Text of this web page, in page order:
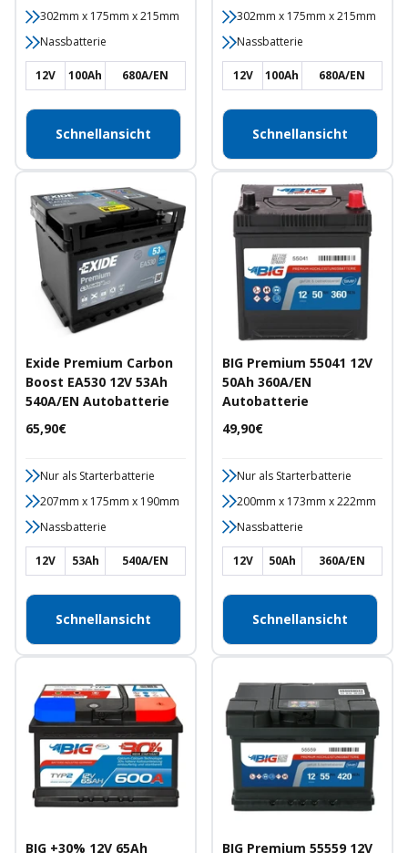
302mm x 175mm x 215mm
Nassbatterie
12V 100Ah 680A/EN
Schnellansicht
302mm x 175mm x 215mm
Nassbatterie
12V 100Ah 680A/EN
Schnellansicht
Exide Premium Carbon
Boost EA530 12V 53Ah
540A/EN Autobatterie
Angebotspreis
65,90€
Nur als Starterbatterie
207mm x 175mm x 190mm
Nassbatterie
12V 53Ah 540A/EN
Schnellansicht
BIG Premium 55041 12V
50Ah 360A/EN
Autobatterie
Angebotspreis
49,90€
Nur als Starterbatterie
200mm x 173mm x 222mm
Nassbatterie
12V 50Ah 360A/EN
Schnellansicht
BIG +30% 12V 65Ah BIG Premium 55559 12V